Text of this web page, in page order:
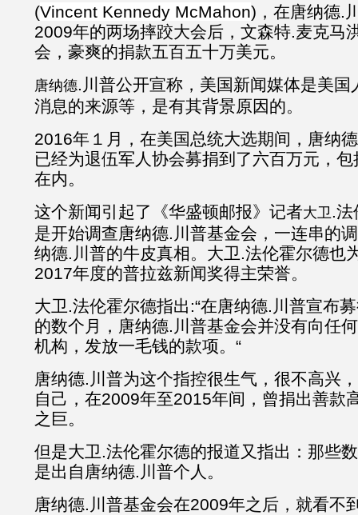
(Vincent Kennedy McMahon)，在唐纳德.
2009年的两场摔跤大会后，文森特.麦克马
会，豪爽的捐款五百五十万美元。
唐纳德.川普公开宣称，美国新闻媒体是美国
消息的来源等，是有其背景原因的。
2016年１月，在美国总统大选期间，唐纳
已经为退伍军人协会募捐到了六百万元，
在内。
这个新闻引起了《华盛顿邮报》记者大卫.法
是开始调查唐纳德.川普基金会，一连串的
纳德.川普的牛皮真相。大卫.法伦霍尔德也
2017年度的普拉兹新闻奖得主荣誉。
大卫.法伦霍尔德指出:“在唐纳德.川普宣布
的数个月，唐纳德.川普基金会并没有向任
机构，发放一毛钱的款项。“
唐纳德.川普为这个指控很生气，很不高兴
自己，在2009年至2015年间，曾捐出善款
之巨。
但是大卫.法伦霍尔德的报道又指出：那些
是出自唐纳德.川普个人。
唐纳德.川普基金会在2009年之后，就看不